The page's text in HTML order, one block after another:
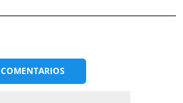
COMENTARIOS